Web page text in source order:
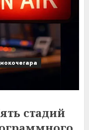
стадий